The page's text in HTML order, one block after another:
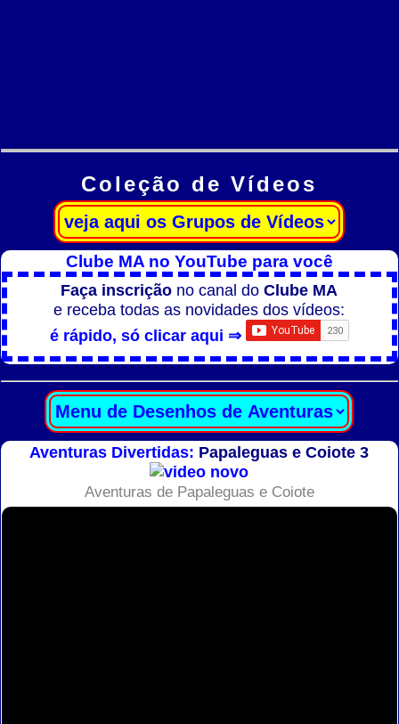
Coleção de Vídeos
Clube MA no YouTube para você
Faça inscrição no canal doClube MA
e receba todas as novidades dos vídeos:
é rápido, só clicar aqui ⇒
Aventuras Divertidas: Papaleguas e Coiote 3
Aventuras de Papaleguas e Coiote